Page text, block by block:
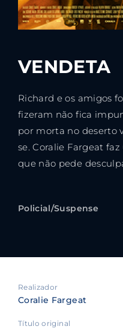
VENDETA
Richard e os amigos
fizeram não fica
por morta no deserto
se. Coralie Fargeat
que não pede
Policial/Suspense
Realizador
Coralie Fargeat
Título original